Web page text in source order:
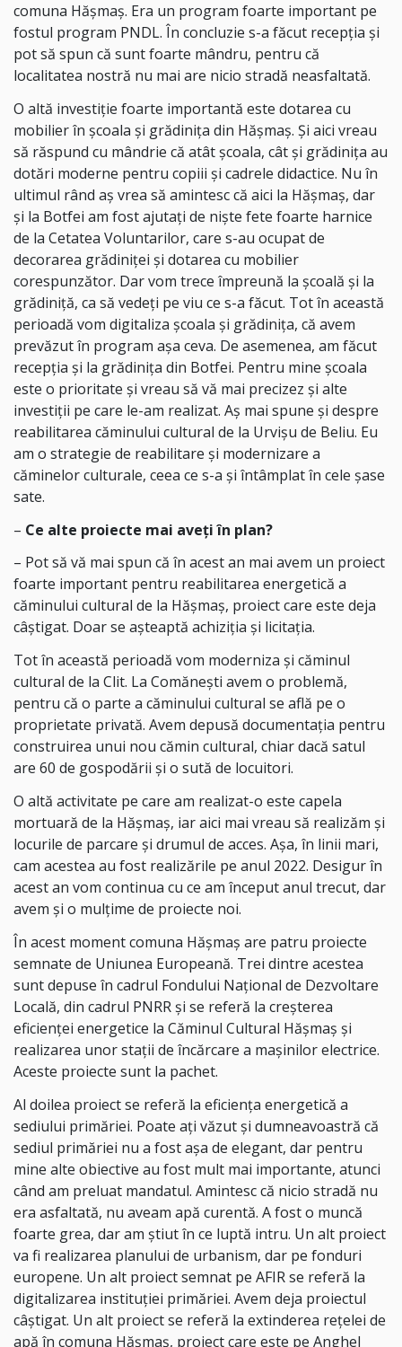
comuna Hășmaș. Era un program foarte important pe
fostul program PNDL. În concluzie s-a făcut recepția și
pot să spun că sunt foarte mândru, pentru că
localitatea nostră nu mai are nicio stradă neasfaltată.
O altă investiție foarte importantă este dotarea cu
mobilier în școala și grădinița din Hășmaș. Și aici vreau
să răspund cu mândrie că atât școala, cât și grădinița au
dotări moderne pentru copiii și cadrele didactice. Nu în
ultimul rând aș vrea să amintesc că aici la Hășmaș, dar
și la Botfei am fost ajutați de niște fete foarte harnice
de la Cetatea Voluntarilor, care s-au ocupat de
decorarea grădiniței și dotarea cu mobilier
corespunzător. Dar vom trece împreună la școală și la
grădiniță, ca să vedeți pe viu ce s-a făcut. Tot în această
perioadă vom digitaliza școala și grădinița, că avem
prevăzut în program așa ceva. De asemenea, am făcut
recepția și la grădinița din Botfei. Pentru mine școala
este o prioritate și vreau să vă mai precizez și alte
investiții pe care le-am realizat. Aș mai spune și despre
reabilitarea căminului cultural de la Urvișu de Beliu. Eu
am o strategie de reabilitare și modernizare a
căminelor culturale, ceea ce s-a și întâmplat în cele șase
sate.
– Ce alte proiecte mai aveți în plan?
– Pot să vă mai spun că în acest an mai avem un proiect
foarte important pentru reabilitarea energetică a
căminului cultural de la Hășmaș, proiect care este deja
câștigat. Doar se așteaptă achiziția și licitația.
Tot în această perioadă vom moderniza și căminul
cultural de la Clit. La Comănești avem o problemă,
pentru că o parte a căminului cultural se află pe o
proprietate privată. Avem depusă documentația pentru
construirea unui nou cămin cultural, chiar dacă satul
are 60 de gospodării și o sută de locuitori.
O altă activitate pe care am realizat-o este capela
mortuară de la Hășmaș, iar aici mai vreau să realizăm și
locurile de parcare și drumul de acces. Așa, în linii mari,
cam acestea au fost realizările pe anul 2022. Desigur în
acest an vom continua cu ce am început anul trecut, dar
avem și o mulțime de proiecte noi.
În acest moment comuna Hășmaș are patru proiecte
semnate de Uniunea Europeană. Trei dintre acestea
sunt depuse în cadrul Fondului Național de Dezvoltare
Locală, din cadrul PNRR și se referă la creșterea
eficienței energetice la Căminul Cultural Hășmaș și
realizarea unor stații de încărcare a mașinilor electrice.
Aceste proiecte sunt la pachet.
Al doilea proiect se referă la eficiența energetică a
sediului primăriei. Poate ați văzut și dumneavoastră că
sediul primăriei nu a fost așa de elegant, dar pentru
mine alte obiective au fost mult mai importante, atunci
când am preluat mandatul. Amintesc că nicio stradă nu
era asfaltată, nu aveam apă curentă. A fost o muncă
foarte grea, dar am știut în ce luptă intru. Un alt proiect
va fi realizarea planului de urbanism, dar pe fonduri
europene. Un alt proiect semnat pe AFIR se referă la
digitalizarea instituției primăriei. Avem deja proiectul
câștigat. Un alt proiect se referă la extinderea rețelei de
apă în comuna Hășmaș, proiect care este pe Anghel